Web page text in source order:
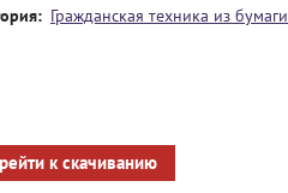
Гражданская техника из бумаги
к скачиванию